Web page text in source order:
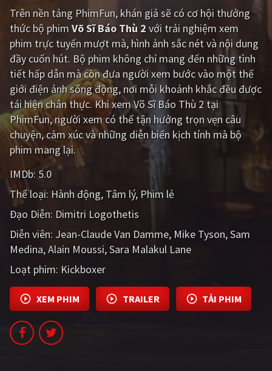
Bí ẩn Lịch sử
Viễn Tây Tiểu sử
GameShow DramaTV
QUỐC GIA
Âu - Mỹ Trung Quốc - Hồng Kông
Hàn Quốc Nhật Bản
Việt Nam
Tổng hợp
CẬP NHẬT
PHIM MỚI
PHIM BỘ
PHIM LẺ
PHIM CHIẾU RẠP
TUYỂN TẬP PHIM
Trên nền tảng PhimFun, khán giả sẽ có cơ hội thưởng
thức bộ phimVõ Sĩ Báo Thù 2với trải nghiệm xem
phim trực tuyến mượt mà, hình ảnh sắc nét và nội dung
đầy cuốn hút. Bộ phim không chỉ mang đến những tình
tiết hấp dẫn mà còn đưa người xem bước vào một thế
giới điện ảnh sống động, nơi mỗi khoảnh khắc đều được
tái hiện chân thực. Khi xem Võ Sĩ Báo Thù 2 tại
PhimFun, người xem có thể tận hưởng trọn vẹn câu
chuyện, cảm xúc và những diễn biến kịch tính mà bộ
phim mang lại.
IMDb: 5.0
Thể loại: Hành động Tâm lý Phim lẻ
Đạo Diễn: Dimitri Logothetis
Diễn viên: Jean-Claude Van Damme Mike Tyson Sam
Medina Alain Moussi Sara Malakul Lane
Loạt phim: Kickboxer
XEM PHIM TRAILER TẢI PHIM